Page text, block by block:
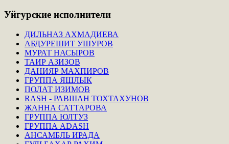
Уйгурские исполнители
ДИЛЬНАЗ АХМАДИЕВА
АБДУРЕШИТ УШУРОВ
МУРАТ НАСЫРОВ
ТАИР АЗИЗОВ
ДАНИЯР МАХПИРОВ
ГРУППА ЯШЛЫК
ПОЛАТ ИЗИМОВ
RASH - РАВШАН ТОХТАХУНОВ
ЖАННА САТТАРОВА
ГРУППА ЮЛТУЗ
ГРУППА ADASH
АНСАМБЛЬ ИРАДА